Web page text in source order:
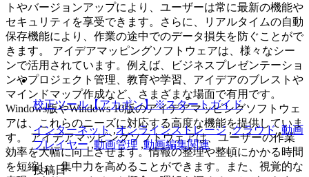
トやバージョンアップにより、ユーザーは常に最新の機能や
セキュリティを享受できます。さらに、リアルタイムの自動
保存機能により、作業の途中でのデータ損失を防ぐことがで
きます。 アイデアマッピングソフトウェアは、様々なシー
ンで活用されています。例えば、ビジネスプレゼンテーショ
ンやプロジェクト管理、教育や学習、アイデアのブレストや
マインドマップ作成など、さまざまな場面で有用です。
Windows版やWindows 10版のアイデアマッピングソフトウェ
アは、これらのニーズに対応する高度な機能を提供していま
す。 アイデアマッピングソフトウェアは、ユーザーの作業
効率を大幅に向上させます。情報の整理や整頓にかかる時間
を短縮し、集中力を高めることができます。また、視覚的な
校正ツール【アカポン】※スタートガイド
インターネット ,オンラインストレージ ,クラウド,動画
プレイヤー,動画管理 ,動画編集関連
投稿日